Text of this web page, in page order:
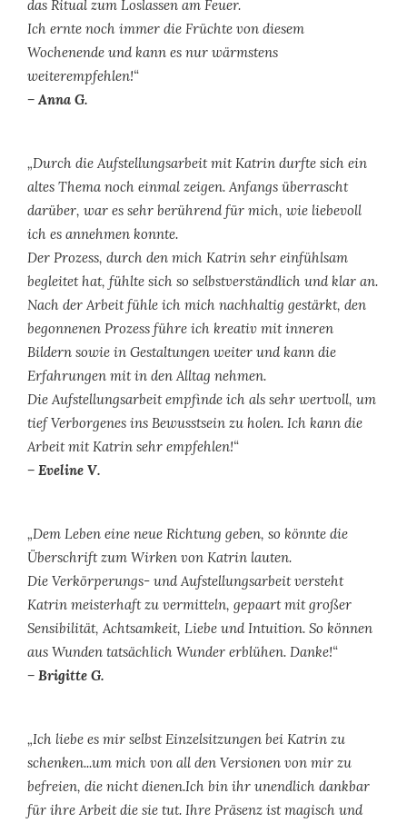
das Ritual zum Loslassen am Feuer.
Ich ernte noch immer die Früchte von diesem
Wochenende und kann es nur wärmstens
weiterempfehlen!“
– Anna G.
„Durch die Aufstellungsarbeit mit Katrin durfte sich ein
altes Thema noch einmal zeigen. Anfangs überrascht
darüber, war es sehr berührend für mich, wie liebevoll
ich es annehmen konnte.
Der Prozess, durch den mich Katrin sehr einfühlsam
begleitet hat, fühlte sich so selbstverständlich und klar an.
Nach der Arbeit fühle ich mich nachhaltig gestärkt, den
begonnenen Prozess führe ich kreativ mit inneren
Bildern sowie in Gestaltungen weiter und kann die
Erfahrungen mit in den Alltag nehmen.
Die Aufstellungsarbeit empfinde ich als sehr wertvoll, um
tief Verborgenes ins Bewusstsein zu holen. Ich kann die
Arbeit mit Katrin sehr empfehlen!“
– Eveline V.
„Dem Leben eine neue Richtung geben, so könnte die
Überschrift zum Wirken von Katrin lauten.
Die Verkörperungs- und Aufstellungsarbeit versteht
Katrin meisterhaft zu vermitteln, gepaart mit großer
Sensibilität, Achtsamkeit, Liebe und Intuition. So können
aus Wunden tatsächlich Wunder erblühen. Danke!“
– Brigitte G.
„Ich liebe es mir selbst Einzelsitzungen bei Katrin zu
schenken...um mich von all den Versionen von mir zu
befreien, die nicht dienen.Ich bin ihr unendlich dankbar
für ihre Arbeit die sie tut. Ihre Präsenz ist magisch und